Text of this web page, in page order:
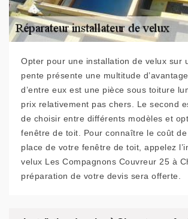
Opter pour une installation de velux sur
pente présente une multitude
d’entre eux est une pièce sous toiture
prix relativement pas chers. Le second
de choisir entre différents modèles et
fenêtre de toit. Pour connaître le coût
place de votre fenêtre de toit, appelez
velux Les Compagnons Couvreur 25 à
préparation de votre devis sera offerte.